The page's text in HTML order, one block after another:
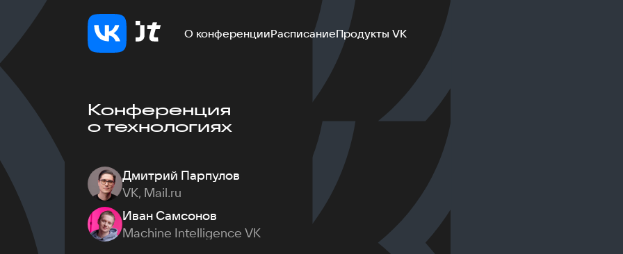
О конференцииРасписаниеПродукты VK
Конференция
о технологиях
Дмитрий Парпулов
VK, Mail.ru
Иван Самсонов
Machine Intelligence VK